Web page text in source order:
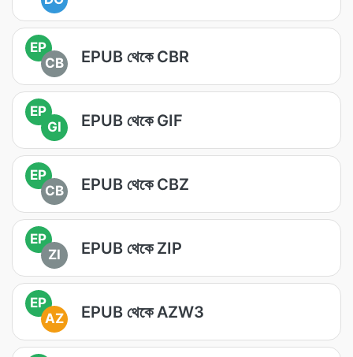
EP
CB
EPUB থেকে CBR
EP
GI
EPUB থেকে GIF
EP
CB
EPUB থেকে CBZ
EP
ZI
EPUB থেকে ZIP
EP
AZ
EPUB থেকে AZW3